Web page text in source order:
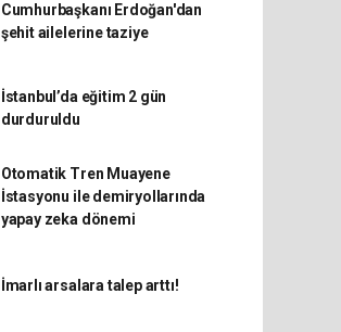
Cumhurbaşkanı Erdoğan'dan
şehit ailelerine taziye
İstanbul’da eğitim 2 gün
durduruldu
Otomatik Tren Muayene
İstasyonu ile demiryollarında
yapay zeka dönemi
İmarlı arsalara talep arttı!